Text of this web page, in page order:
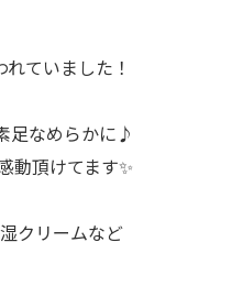
ていました！
足なめらかに♪
動頂けてます✨
クリームなど